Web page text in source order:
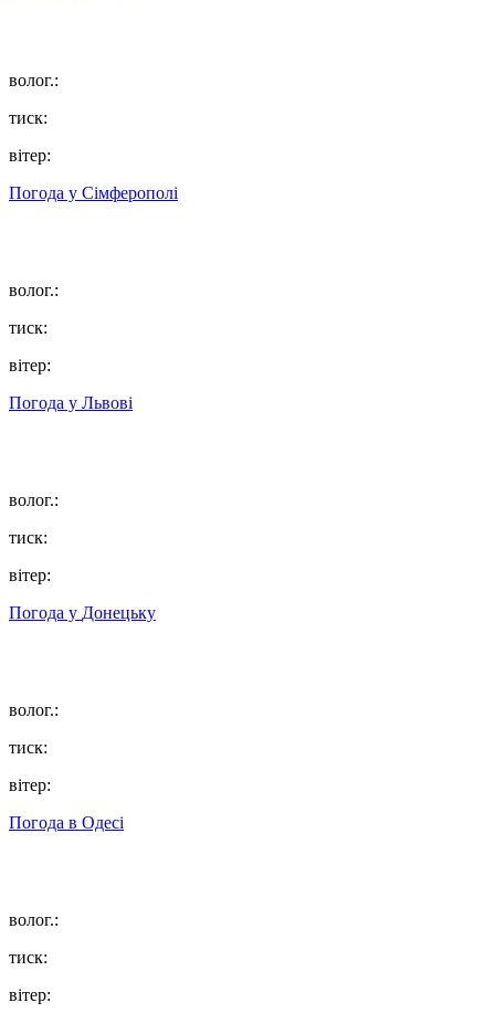
волог.:
тиск:
вітер:
Погода у Сімферополі
волог.:
тиск:
вітер:
Погода у Львові
волог.:
тиск:
вітер:
Погода у Донецьку
волог.:
тиск:
вітер:
Погода в Одесі
волог.:
тиск:
вітер: